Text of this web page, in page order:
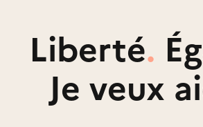
Liberté.
Je veux